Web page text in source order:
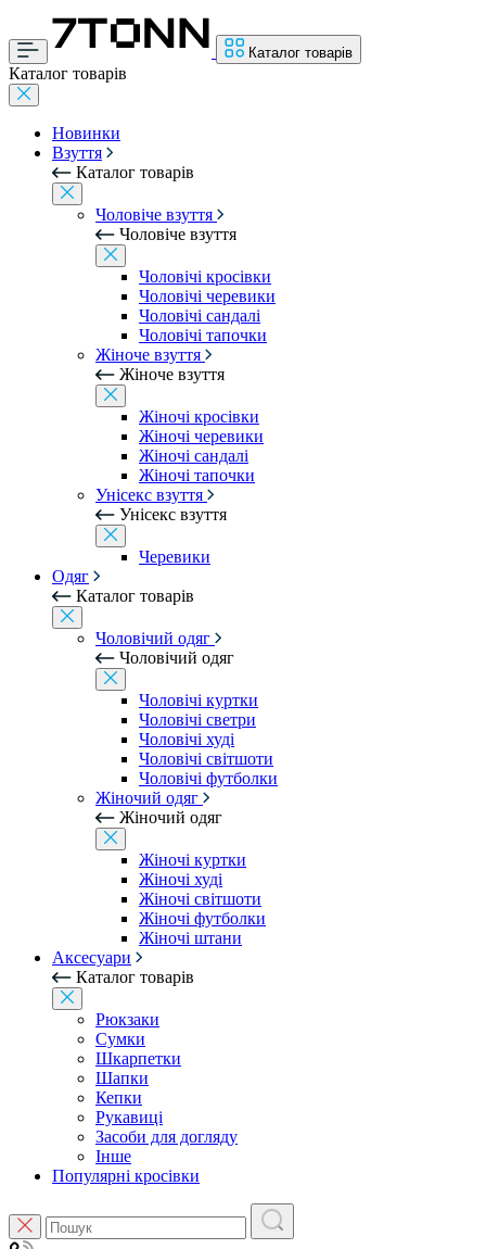
Каталог товарів
Каталог товарів
Новинки
Взуття
Каталог товарів
Чоловіче взуття
Чоловіче взуття
Чоловічі кросівки
Чоловічі черевики
Чоловічі сандалі
Чоловічі тапочки
Жіноче взуття
Жіноче взуття
Жіночі кросівки
Жіночі черевики
Жіночі сандалі
Жіночі тапочки
Унісекс взуття
Унісекс взуття
Черевики
Одяг
Каталог товарів
Чоловічий одяг
Чоловічий одяг
Чоловічі куртки
Чоловічі светри
Чоловічі худі
Чоловічі світшоти
Чоловічі футболки
Жіночий одяг
Жіночий одяг
Жіночі куртки
Жіночі худі
Жіночі світшоти
Жіночі футболки
Жіночі штани
Аксесуари
Каталог товарів
Рюкзаки
Сумки
Шкарпетки
Шапки
Кепки
Рукавиці
Засоби для догляду
Інше
Популярні кросівки